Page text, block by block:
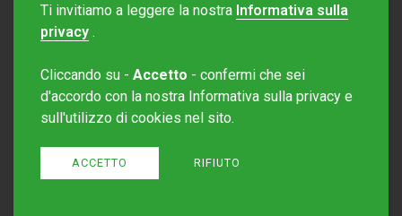
Editore Rotostampa SA
Sito creato daRedesign
Ti invitiamo a leggere la nostra Informativa sulla
privacy .
Cliccando su - Accetto - confermi che sei
d'accordo con la nostra Informativa sulla privacy e
sull'utilizzo di cookies nel sito.
ACCETTO RIFIUTO